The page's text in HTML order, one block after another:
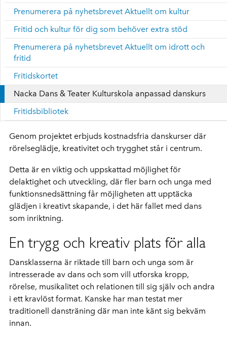
Prenumerera på nyhetsbrevet Aktuellt om kultur
Fritid och kultur för dig som behöver extra stöd
Prenumerera på nyhetsbrevet Aktuellt om idrott och
fritid
Fritidskortet
Nacka Dans & Teater Kulturskola anpassad danskurs
Fritidsbibliotek
Genom projektet erbjuds kostnadsfria danskurser där
rörelseglädje, kreativitet och trygghet står i centrum.
Detta är en viktig och uppskattad möjlighet för
delaktighet och utveckling, där fler barn och unga med
funktionsnedsättning får möjligheten att upptäcka
glädjen i kreativt skapande, i det här fallet med dans
som inriktning.
En trygg och kreativ plats för alla
Dansklasserna är riktade till barn och unga som är
intresserade av dans och som vill utforska kropp,
rörelse, musikalitet och relationen till sig själv och andra
i ett kravlöst format. Kanske har man testat mer
traditionell dansträning där man inte känt sig bekväm
innan.